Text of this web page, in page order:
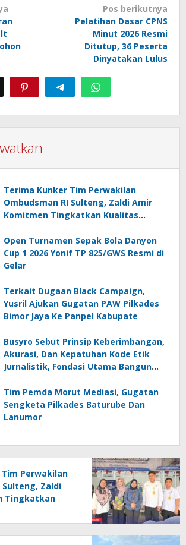
Pos berikutnya
Pelatihan Dasar CPNS
Minut 2026 Resmi
Ditutup, 36 Peserta
Dinyatakan Lulus
Terima Kunker Tim Perwakilan
Ombudsman RI Sulteng, Zaldi Amir
Komitmen Tingkatkan Kualitas
Mal Administrasi
Open Turnamen Sepak Bola Danyon
Cup 1 2026 Yonif TP 825/GWS Resmi di
Gelar
Terkait Dugaan Black Campaign,
Yusril Ajukan Gugatan PAW Pilkades
Bimor Jaya Ke Panpel Kabupate
Busyro Sebut Prinsip Keberimbangan,
Akurasi, Dan Kepatuhan Kode Etik
Jurnalistik, Fondasi Utama Bangun
Tim Pemda Morut Mediasi, Gugatan
Sengketa Pilkades Baturube Dan
Lanumor
Perwakilan
Sulteng, Zaldi
Tingkatkan
Mal